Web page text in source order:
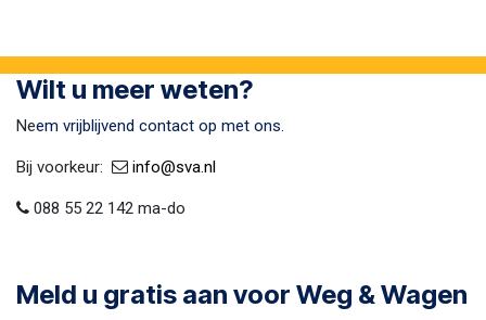
Wilt u meer weten?
Neem vrijblijvend contact op met ons.
Bij voorkeur:​ ​ info@sva​.nl
088 55 22 142 ma-do
Meld u gratis aan voor Weg & Wagen